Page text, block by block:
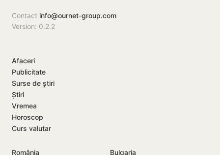
Contact info@ournet-group.com
Version: 0.2.2
Afaceri
Publicitate
Surse de știri
Știri
Vremea
Horoscop
Curs valutar
România Bulgaria